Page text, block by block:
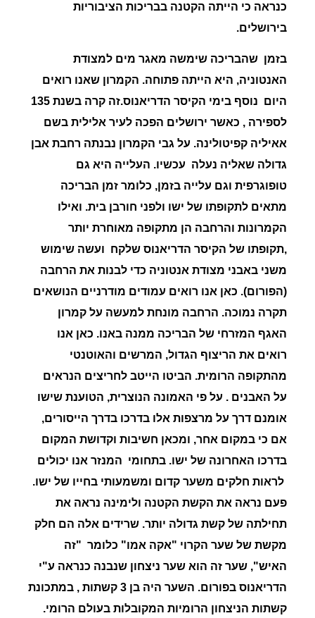
כנראה כי הייתה הקטנה בבריכות הציבוריות
בירושלים.
בזמן שהבריכה שימשה מאגר מים למצודת
האנטוניה, היא הייתה פתוחה. הקמרון שאנו רואים
היום נוסף בימי הקיסר הדריאנוס.זה קרה בשנת 135
לספירה , כאשר ירושלים הפכה לעיר אלילית בשם
אאיליה קפיטולינה. על גבי הקמרון נבנתה רחבת אבן
גדולה שאליה נעלה עכשיו. העלייה היא גם
טופוגרפית וגם עלייה בזמן, כלומר זמן הבריכה
מתאים לתקופתו של ישו ולפני חורבן בית. ואילו
הקמרונות והרחבה הן מתקופה מאוחרת יותר
,תקופתו של הקיסר הדריאנוס שלקח ועשה שימוש
משני באבני מצודת אנטוניה כדי לבנות את הרחבה
(הפורום). כאן אנו רואים עמודים מודרניים הנושאים
תקרה נמוכה. הרחבה מונחת למעשה על קמרון
האגף המזרחי של הבריכה ממנה באנו. כאן אנו
רואים את הריצוף הגדול, המרשים והאוטנטי
מהתקופה הרומית. הביטו הייטב לחריצים הנראים
על האבנים . על פי האמונה הנוצרית, הטוענת שישו
אומנם דרך על מרצפות אלו בדרכו בדרך הייסורים,
אם כי במקום אחר, ומכאן חשיבות וקדושת המקום
בדרכו האחרונה של ישו. בתחומי המנזר אנו יכולים
לראות חלקים משער קדום ומשמעותי בחייו של ישו.
פעם נראה את הקשת הקטנה ולימינה נראה את
תחילתה של קשת גדולה יותר. שרידים אלה הם חלק
מקשת של שער הקרוי "אקה אמו" כלומר "זה
האיש", שער זה הוא שער ניצחון שנבנה כנראה ע"י
הדריאנוס בפורום. השער היה בן 3 קשתות , במתכונת
קשתות הניצחון הרומיות המקובלות בעולם הרומי.